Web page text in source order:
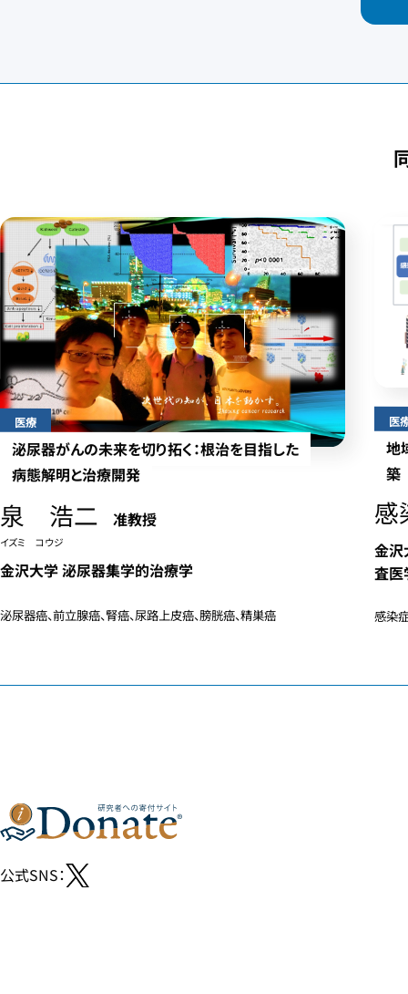
医療
泌尿器がんの未来を切り拓く：根治を目指した
病態解明と治療開発
泉 浩二 准教授
イズミ コウジ
金沢大学 泌尿器集学的治療学
泌尿器癌、前立腺癌、腎癌、尿路上皮癌、膀胱癌、精巣癌
医
地
築
感
金沢
査医
感染
公式SNS：